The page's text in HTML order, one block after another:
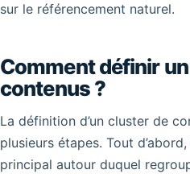
sur le référencement naturel.
Comment définir
contenus ?
La définition d’un cluster de
plusieurs étapes. Tout
principal autour duquel